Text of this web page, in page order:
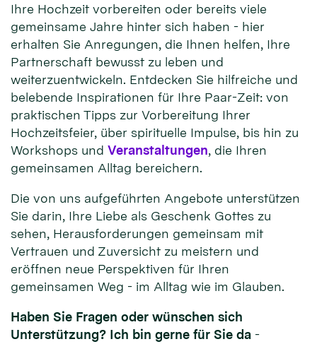
Ihre Hochzeit vorbereiten oder bereits viele
gemeinsame Jahre hinter sich haben - hier
erhalten Sie Anregungen, die Ihnen helfen, Ihre
Partnerschaft bewusst zu leben und
weiterzuentwickeln. Entdecken Sie hilfreiche und
belebende Inspirationen für Ihre Paar-Zeit: von
praktischen Tipps zur Vorbereitung Ihrer
Hochzeitsfeier, über spirituelle Impulse, bis hin zu
Workshops und Veranstaltungen, die Ihren
gemeinsamen Alltag bereichern.
Die von uns aufgeführten Angebote unterstützen
Sie darin, Ihre Liebe als Geschenk Gottes zu
sehen, Herausforderungen gemeinsam mit
Vertrauen und Zuversicht zu meistern und
eröffnen neue Perspektiven für Ihren
gemeinsamen Weg - im Alltag wie im Glauben.
Haben Sie Fragen oder wünschen sich
Unterstützung? Ich bin gerne für Sie da -